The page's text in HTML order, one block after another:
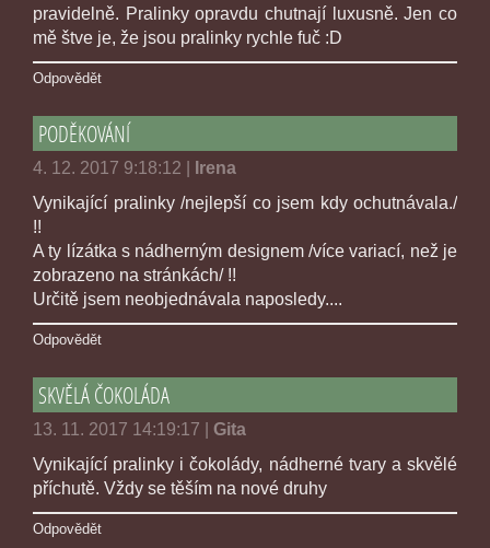
pravidelně. Pralinky opravdu chutnají luxusně. Jen co
mě štve je, že jsou pralinky rychle fuč :D
Odpovědět
PODĚKOVÁNÍ
4. 12. 2017 9:18:12
Irena
Vynikající pralinky /nejlepší co jsem kdy ochutnávala./
!!
A ty lízátka s nádherným designem /více variací, než je
zobrazeno na stránkách/ !!
Určitě jsem neobjednávala naposledy....
Odpovědět
SKVĚLÁ ČOKOLÁDA
13. 11. 2017 14:19:17
Gita
Vynikající pralinky i čokolády, nádherné tvary a skvělé
příchutě. Vždy se těším na nové druhy
Odpovědět